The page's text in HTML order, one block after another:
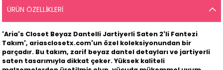
ÜRÜN ÖZELLIKLERI
'Aria's Closet Beyaz Dantelli Jartiyerli Saten 2'li Fantezi
Takım', ariasclosetx.com'un özel koleksiyonundan bir
parçadır. Bu takım, zarif beyaz dantel detayları ve jartiyerli
saten tasarımıyla dikkat çeker. Yüksek kaliteli